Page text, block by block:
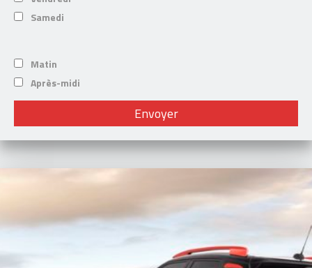
Samedi
Matin
Après-midi